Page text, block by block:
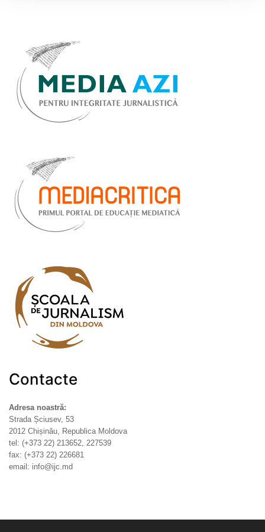
Contacte
Adresa noastră:
Strada Șciusev, 53
2012 Chișinău, Republica Moldova
tel: (+373 22) 213652, 227539
fax: (+373 22) 226681
email: info@ijc.md